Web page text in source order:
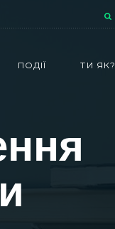
ПОДІЇ ТИ ЯК?